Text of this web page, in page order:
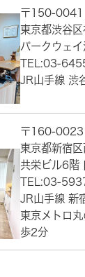
〒150-0041
東京都渋谷
パークウェ
TEL:03-
JR山手線 渋
〒160-0023
東京都新宿
共栄ビル6階
TEL:03-
JR山手線 新
東京メトロ
歩2分